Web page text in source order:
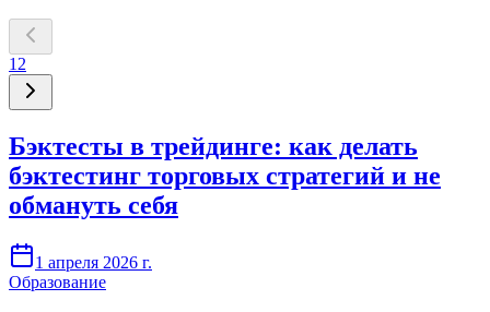
1 2
Бэктесты в трейдинге: как делать
бэктестинг торговых стратегий и не
обмануть себя
1 апреля 2026 г.
Образование